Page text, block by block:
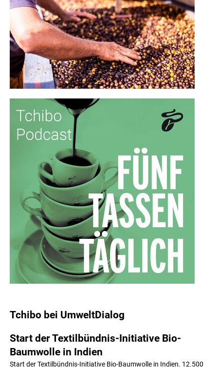
Tchibo bei UmweltDialog
Start der Textilbündnis-Initiative Bio-
Baumwolle in Indien
Start der Textilbündnis-Initiative Bio-Baumwolle in Indien. 12.500